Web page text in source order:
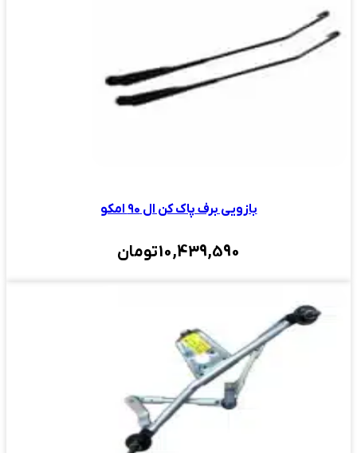
بازویی برف پاک کن ال ۹۰ امکو
10,439,590تومان